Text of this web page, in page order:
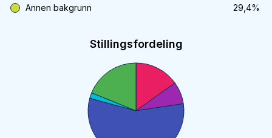
Annen bakgrunn
29,4%
Stillingsfordeling